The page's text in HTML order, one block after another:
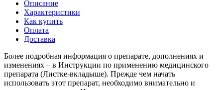
Описание
Характеристики
Как купить
Оплата
Доставка
Более подробная информация о препарате, дополнениях и
изменениях – в Инструкции по применению медицинского
препарата (Листке-вкладыше). Прежде чем начать
использовать этот препарат, необходимо внимательно и